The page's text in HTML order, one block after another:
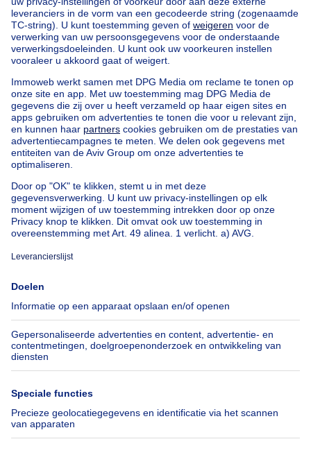
Brussel (arrondissement)
Kopen uw appartementsblok in Saint-josse-ten-noode
Onze huizen buiten BelgiëHuis te koop Frankrijk
Huis te koop Spanje
Huis te koop Italië
Huis te koop Luxemburg
Huis te koop Nederland
Goedkoop vastgoedGoedkoop huis te koop
Goedkope appartementen te huur
Onze huurwoningen met slaapkamers
Appartement te koop met 3 slaapkamers Oostende
Huis te koop met 3 slaapkamers Stene
Huis te koop met 3 slaapkamers Deurne
Over
Immoweb
Pers
Jobs
Axel Springer Group
SeLoger.com
Immowelt.de
Tools
Belfius
Verzekeringen
Verhuis checklist
Hulp
Veelgestelde vragen
Volg ons